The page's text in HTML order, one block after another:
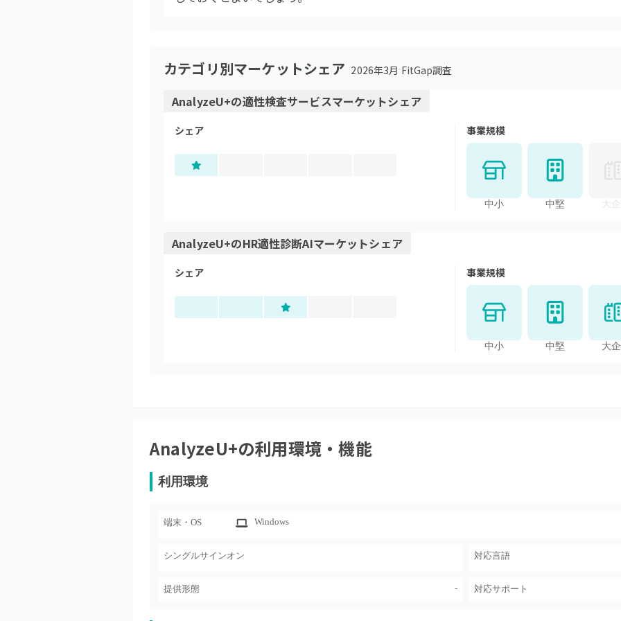
カテゴリ別マーケットシェア 2026年3月 FitGap調査
AnalyzeU+の適性検査サービスマーケットシェア
シェア 事業規模
中小 中堅 大
AnalyzeU+のHR適性診断AIマーケットシェア
シェア 事業規模
中小 中堅 大
AnalyzeU+の利用環境・機能
利用環境
端末・OS Windows
シングルサインオン 対応言語
提供形態 - 対応サポート